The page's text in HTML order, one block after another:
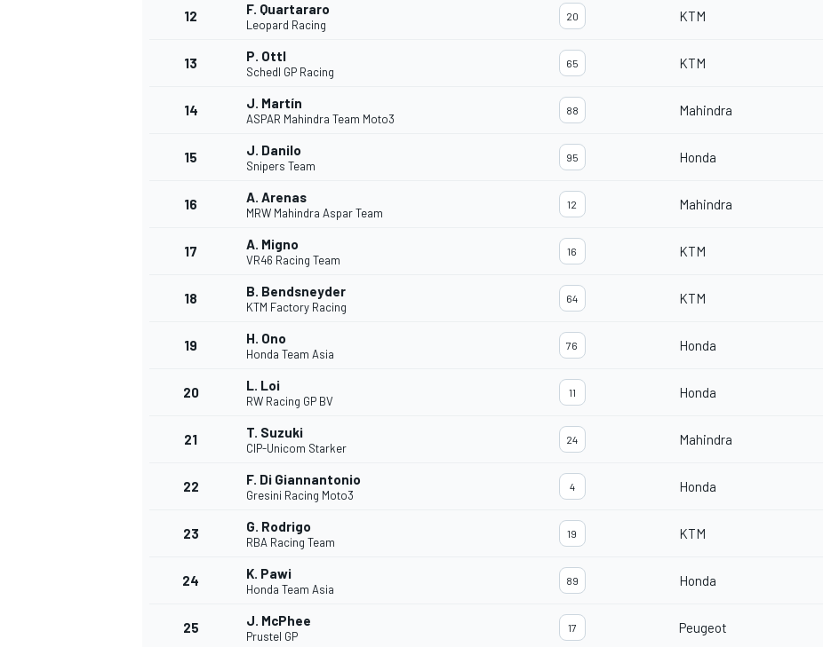
12 F. Quartararo
Leopard Racing
20 KTM
13 P. Ottl
Schedl GP Racing
65 KTM
14 J. Martín
ASPAR Mahindra Team Moto3
88 Mahindra
15 J. Danilo
Snipers Team
95 Honda
16 A. Arenas
MRW Mahindra Aspar Team
12 Mahindra
17 A. Migno
VR46 Racing Team
16 KTM
18 B. Bendsneyder
KTM Factory Racing
64 KTM
19 H. Ono
Honda Team Asia
76 Honda
20 L. Loi
RW Racing GP BV
11 Honda
21 T. Suzuki
CIP-Unicom Starker
24 Mahindra
22 F. Di Giannantonio
Gresini Racing Moto3
4 Honda
23 G. Rodrigo
RBA Racing Team
19 KTM
24 K. Pawi
Honda Team Asia
89 Honda
25 J. McPhee
Prustel GP
17 Peugeot